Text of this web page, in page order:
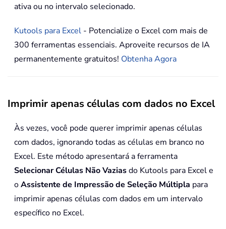
ativa ou no intervalo selecionado.
Kutools para Excel - Potencialize o Excel com mais de
300 ferramentas essenciais. Aproveite recursos de IA
permanentemente gratuitos! Obtenha Agora
Imprimir apenas células com dados no Excel
Às vezes, você pode querer imprimir apenas células
com dados, ignorando todas as células em branco no
Excel. Este método apresentará a ferramenta
Selecionar Células Não Vaziasdo Kutools para Excel e
oAssistente de Impressão de Seleção Múltipla para
imprimir apenas células com dados em um intervalo
específico no Excel.